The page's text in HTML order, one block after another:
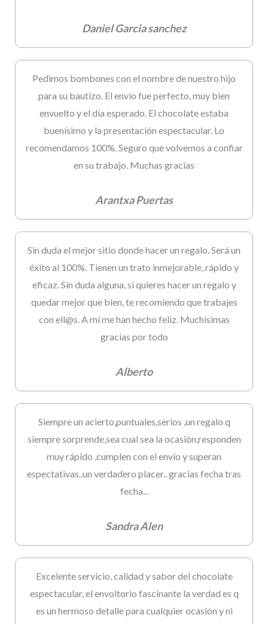
Daniel Garcia sanchez
Pedimos bombones con el nombre de nuestro hijo
para su bautizo. El envío fue perfecto, muy bien
envuelto y el día esperado. El chocolate estaba
buenísimo y la presentación espectacular. Lo
recomendamos 100%. Seguro que volvemos a confiar
en su trabajo. Muchas gracias
Arantxa Puertas
Sin duda el mejor sitio donde hacer un regalo. Será un
éxito al 100%. Tienen un trato inmejorable, rápido y
eficaz. Sin duda alguna, si quieres hacer un regalo y
quedar mejor que bien, te recomiendo que trabajes
con ell@s. A mí me han hecho feliz. Muchísimas
gracias por todo
Alberto
Siempre un acierto,puntuales,serios ,un regalo q
siempre sorprende,sea cual sea la ocasión,responden
muy rápido ,cumplen con el envío y superan
espectativas..un verdadero placer.. gracias fecha tras
fecha...
Sandra Alen
Excelente servicio, calidad y sabor del chocolate
espectacular, el envoltorio fascinante la verdad es q
es un hermoso detalle para cualquier ocasión y ni